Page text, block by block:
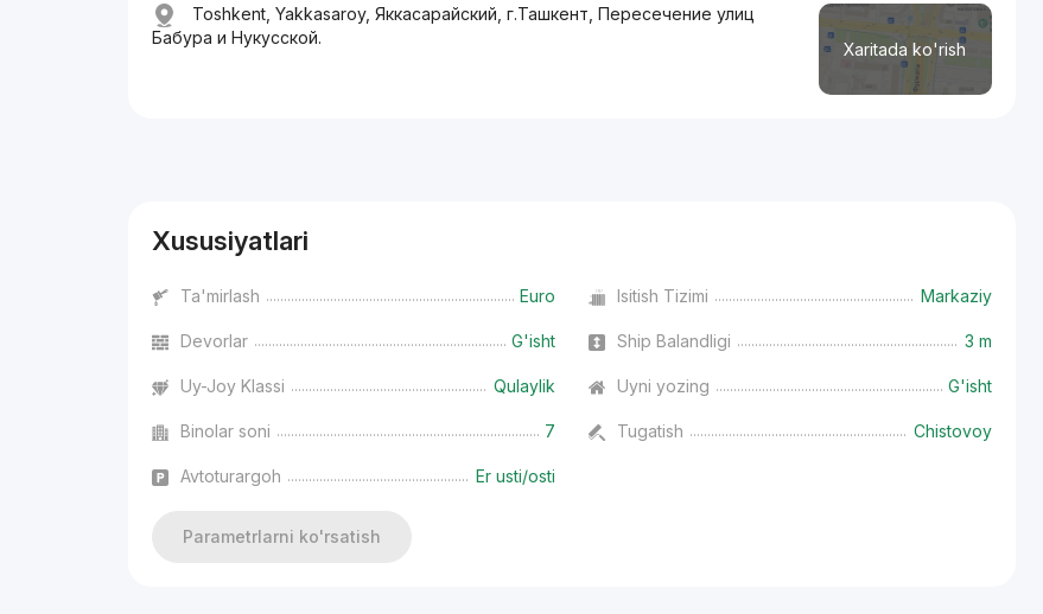
Xaritada ko'rish
Toshkent, Yakkasaroy, Яккасарайский, г.Ташкент, Пересечение улиц
Бабура и Нукусской.
Xususiyatlari
Ta'mirlash Euro Isitish Tizimi Markaziy
Devorlar G'isht Ship Balandligi 3 m
Uy-Joy Klassi Qulaylik Uyni yozing G'isht
Binolar soni 7 Tugatish Chistovoy
Avtoturargoh Er usti/osti
Parametrlarni ko'rsatish